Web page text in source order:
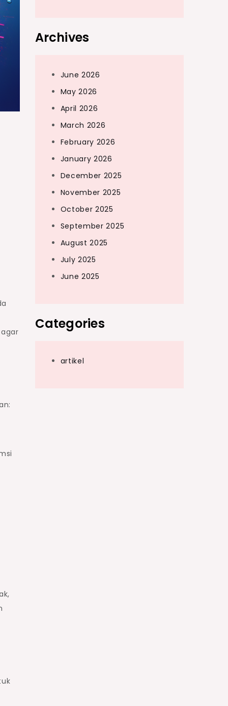
Archives
June 2026
May 2026
April 2026
March 2026
February 2026
January 2026
December 2025
November 2025
October 2025
September 2025
August 2025
July 2025
June 2025
Categories
artikel